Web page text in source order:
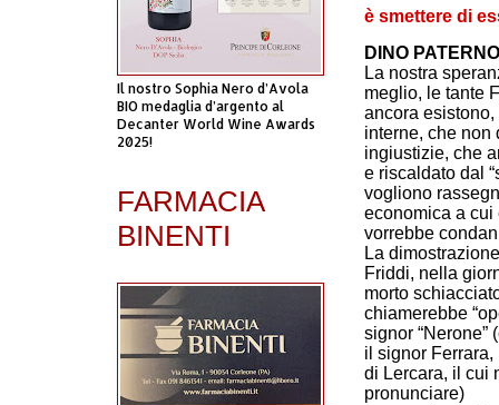
è smettere di
DINO
La nostra
meglio, le tante
ancora
interne, che non
ingiustizie, che
e riscaldato dal
vogliono
economica a
vorrebbe
La
Friddi, nella
morto
chiamerebbe
signor
il signor Ferrara,
di Lercara, il cui
pronunciare)
Il nostro Sophia Nero d’Avola
BIO medaglia d’argento al
Decanter World Wine Awards
2025!
FARMACIA
BINENTI